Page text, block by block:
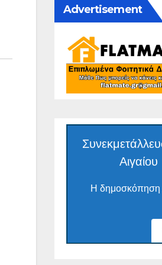
Advertisement
Αιγαίου
Η δημοσκόπηση